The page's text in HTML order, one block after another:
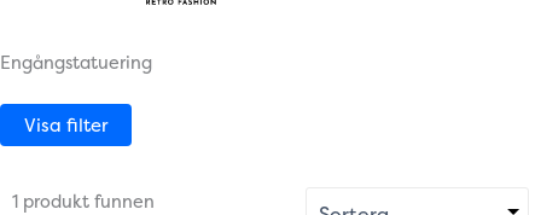
Engångstatuering
Visa filter
1 produkt funnen